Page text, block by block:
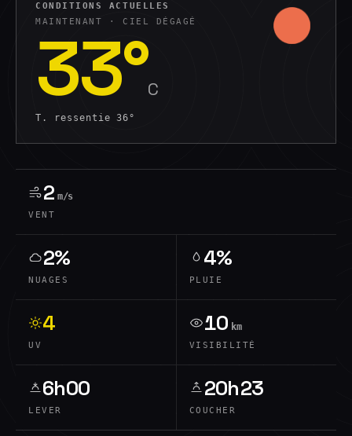
CONDITIONS ACTUELLES
MAINTENANT · CIEL DÉGAGÉ
33°C
T. ressentie36°
2 m/s
VENT
2%
NUAGES
4%
PLUIE
4
UV
10 km
VISIBILITÉ
6h00
LEVER
20h23
COUCHER